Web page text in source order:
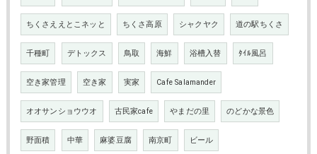
ちくさええとこネッと ちくさ高原 シャクヤク 道の駅ちくさ
千種町 デトックス 鳥取 海鮮 浴槽入替 ﾀｲﾙ風呂
空き家管理 空き家 実家 Cafe Salamander
オオサンショウウオ 古民家cafe やまだの里 のどかな景色
野面積 中華 麻婆豆腐 南京町 ビール